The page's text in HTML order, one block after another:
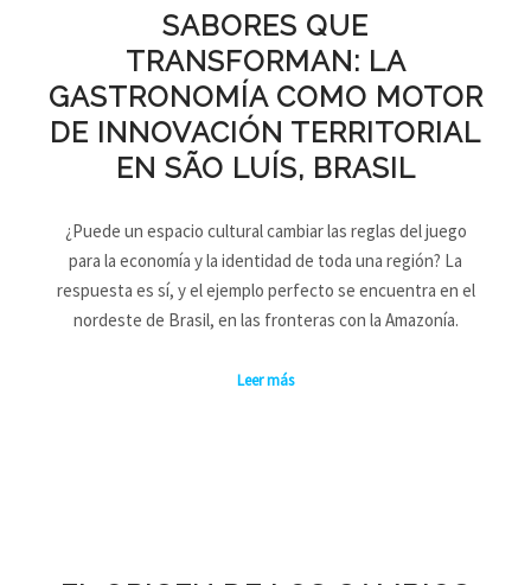
SABORES QUE
TRANSFORMAN: LA
GASTRONOMÍA COMO MOTOR
DE INNOVACIÓN TERRITORIAL
EN SÃO LUÍS, BRASIL
¿Puede un espacio cultural cambiar las reglas del juego
para la economía y la identidad de toda una región? La
respuesta es sí, y el ejemplo perfecto se encuentra en el
nordeste de Brasil, en las fronteras con la Amazonía.
Leer más